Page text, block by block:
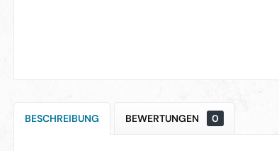
BESCHREIBUNG BEWERTUNGEN 0